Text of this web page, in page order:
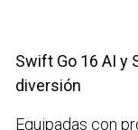
Swift Go 16 AI y
diversión
Equipadas con